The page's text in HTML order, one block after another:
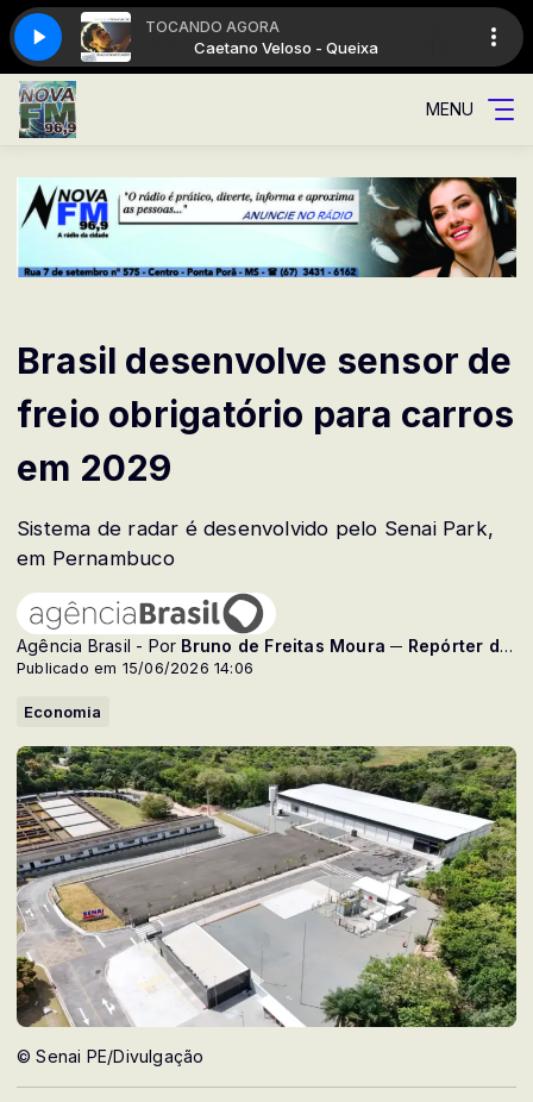
TOCANDO AGORA
Caetano Veloso - Queixa
MENU
Brasil desenvolve sensor de
freio obrigatório para carros
em 2029
Sistema de radar é desenvolvido pelo Senai Park,
em Pernambuco
Agência Brasil - Por Bruno de Freitas Moura ─ Repórter da Agência Brasil
Publicado em 15/06/2026 14:06
Economia
© Senai PE/Divulgação